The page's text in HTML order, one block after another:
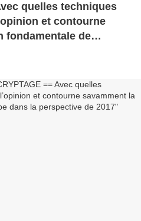
quelles techniques
et contourne
fondamentale de
de 2017